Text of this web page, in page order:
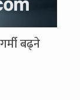
बढ्ने